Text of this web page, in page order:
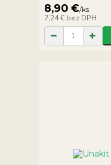
8,90 €/ks
7,24 € bez DPH